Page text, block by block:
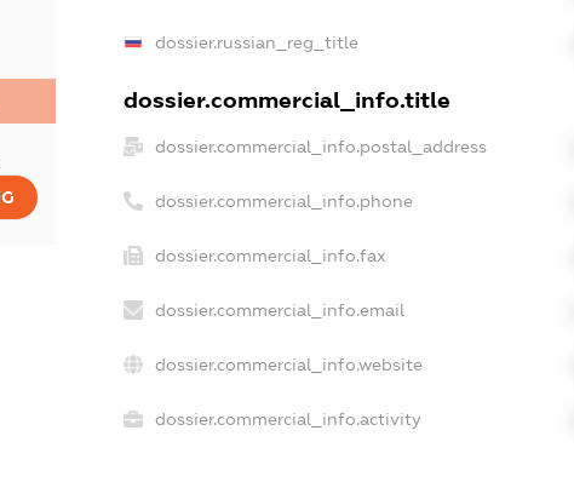
dossier.russian_reg_title
dossier.commercial_info.title
dossier.commercial_info.postal_address
dossier.commercial_info.phone
dossier.commercial_info.fax
dossier.commercial_info.email
dossier.commercial_info.website
dossier.commercial_info.activity